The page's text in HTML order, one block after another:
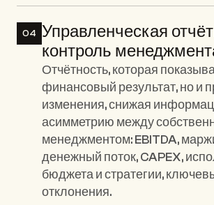
04 Управленческая
контроль
Отчётность, которая
финансовый результат, но и
изменения, снижая
асимметрию между
менеджментом: EBITDA,
денежный поток, CAPEX,
бюджета и стратегии,
отклонения.